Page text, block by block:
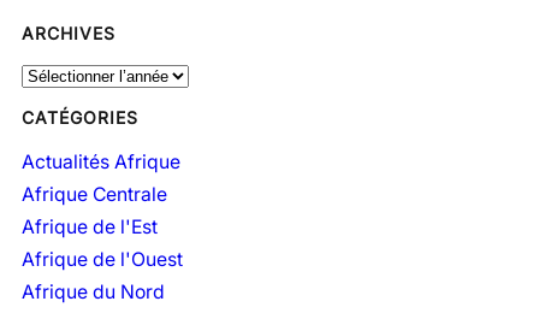
ARCHIVES
A
c
h
v
CATÉGORIES
Actualités Afrique
Afrique Centrale
Afrique de l'Est
Afrique de l'Ouest
Afrique du Nord